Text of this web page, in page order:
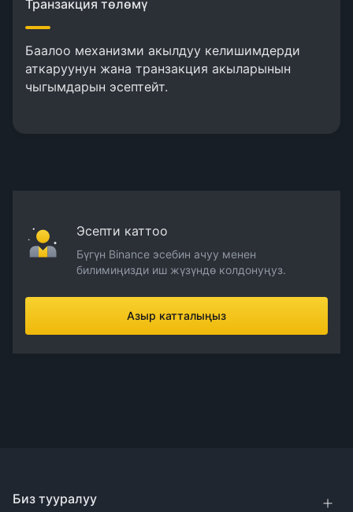
Транзакция төлөмү
Баалоо механизми акылдуу келишимдерди
аткаруунун жана транзакция акыларынын
чыгымдарын эсептейт.
Эсепти каттоо
Бүгүн Binance эсебин ачуу менен
билимиңизди иш жүзүндө колдонуңуз.
Азыр катталыңыз
Биз тууралуу